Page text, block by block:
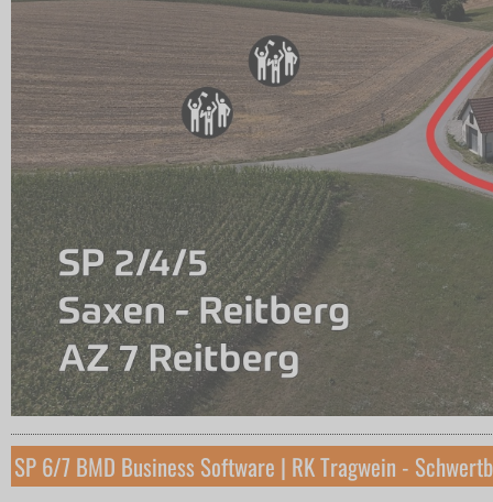
SP 6/7 BMD Business Software | RK Tragwein -